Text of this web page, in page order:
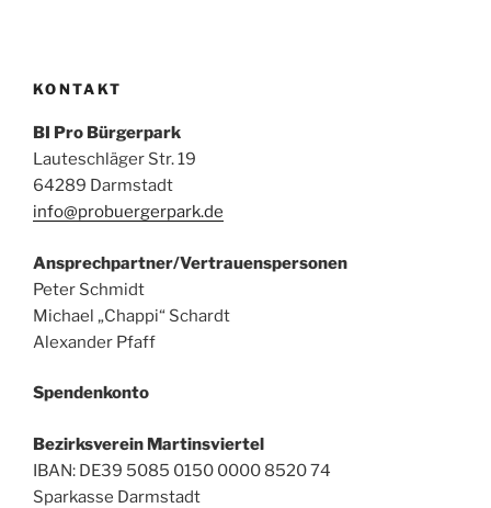
KONTAKT
BI Pro Bürgerpark
Lauteschläger Str. 19
64289 Darmstadt
info@probuergerpark.de
Ansprechpartner/Vertrauenspersonen
Peter Schmidt
Michael „Chappi“ Schardt
Alexander Pfaff
Spendenkonto
Bezirksverein Martinsviertel
IBAN: DE39 5085 0150 0000 8520 74
Sparkasse Darmstadt